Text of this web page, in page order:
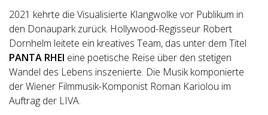
2021 kehrte die Visualisierte Klangwolke vor Publikum in
den Donaupark zurück. Hollywood-Regisseur Robert
Dornhelm leitete ein kreatives Team, das unter dem Titel
PANTA RHEI eine poetische Reise über den stetigen
Wandel des Lebens inszenierte. Die Musik komponierte
der Wiener Filmmusik-Komponist Roman Kariolou im
Auftrag der LIVA.